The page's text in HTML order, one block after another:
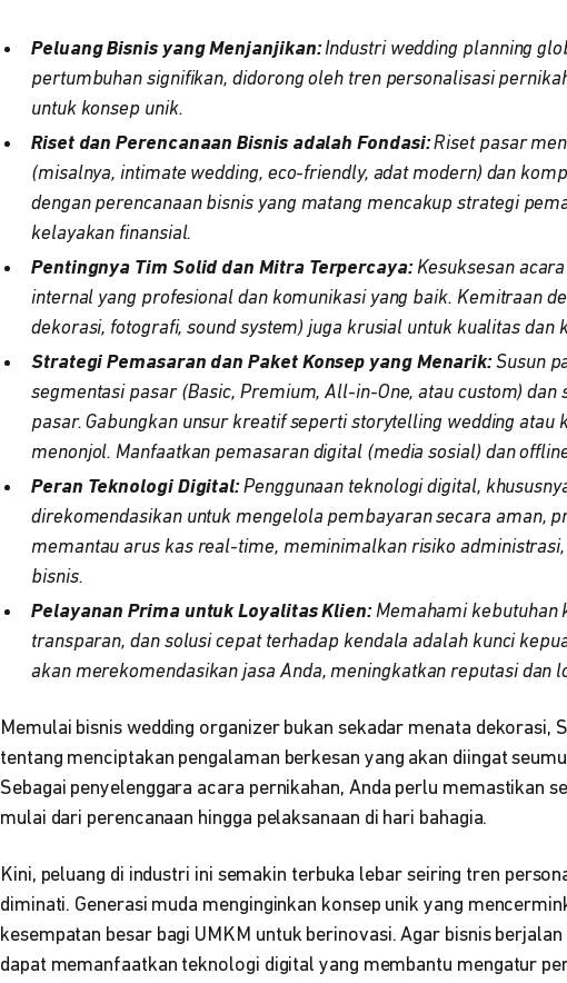
Peluang Bisnis yang Menjanjikan:Industri wedding planning
pertumbuhan signifikan, didorong oleh tren personalisasi
untuk konsep unik.
Riset dan Perencanaan Bisnis adalah Fondasi:Riset pasar
(misalnya, intimate wedding, eco-friendly, adat modern) dan
dengan perencanaan bisnis yang matang mencakup strategi
kelayakan finansial.
Pentingnya Tim Solid dan Mitra Terpercaya:Kesuksesan
internal yang profesional dan komunikasi yang baik. Kemitraan
dekorasi, fotografi, sound system) juga krusial untuk kualitas dan
Strategi Pemasaran dan Paket Konsep yang Menarik:Susun
segmentasi pasar (Basic, Premium, All-in-One, atau custom) dan
pasar. Gabungkan unsur kreatif seperti storytelling wedding atau
menonjol. Manfaatkan pemasaran digital (media sosial) dan
Peran Teknologi Digital:Penggunaan teknologi digital,
direkomendasikan untuk mengelola pembayaran secara aman,
memantau arus kas real-time, meminimalkan risiko
bisnis.
Pelayanan Prima untuk Loyalitas Klien:Memahami kebutuhan
transparan, dan solusi cepat terhadap kendala adalah kunci
akan merekomendasikan jasa Anda, meningkatkan reputasi dan
Memulai bisnis wedding organizer bukan sekadar menata dekorasi,
tentang menciptakan pengalaman berkesan yang akan diingat
Sebagai penyelenggara acara pernikahan, Anda perlu memastikan
mulai dari perencanaan hingga pelaksanaan di hari bahagia.
Kini, peluang di industri ini semakin terbuka lebar seiring tren
diminati. Generasi muda menginginkan konsep unik yang
kesempatan besar bagi UMKM untuk berinovasi. Agar bisnis
dapat memanfaatkan teknologi digital yang membantu mengatur